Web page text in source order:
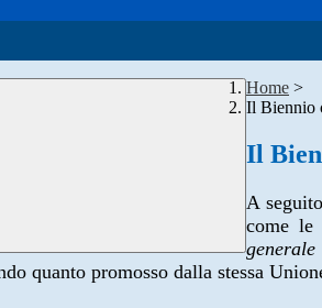
Home >
Il Biennio
Il
A
come le
quanto promosso dalla stessa